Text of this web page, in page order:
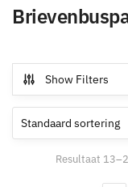
Show Filters
Resultaat